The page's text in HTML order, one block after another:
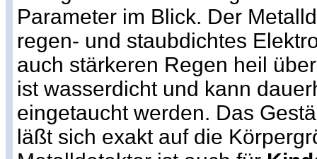
Parameter im Blick. Der
regen- und staubdichtes
auch stärkeren Regen heil
ist wasserdicht und kann
eingetaucht werden. Das
läßt sich exakt auf die